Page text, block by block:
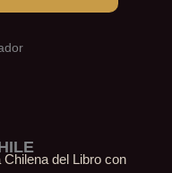
del Libro con